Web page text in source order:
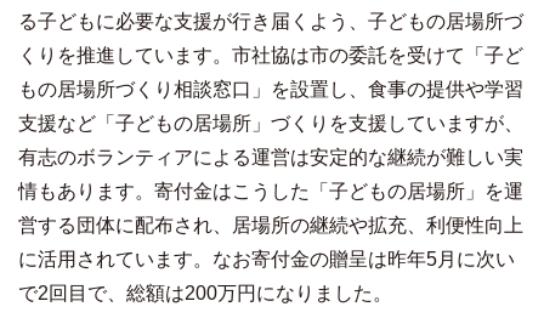
る子どもに必要な支援が行き届くよう、子どもの居場所づ
くりを推進しています。市社協は市の委託を受けて「子ど
もの居場所づくり相談窓口」を設置し、食事の提供や学習
支援など「子どもの居場所」づくりを支援していますが、
有志のボランティアによる運営は安定的な継続が難しい実
情もあります。寄付金はこうした「子どもの居場所」を運
営する団体に配布され、居場所の継続や拡充、利便性向上
に活用されています。なお寄付金の贈呈は昨年5月に次い
で2回目で、総額は200万円になりました。